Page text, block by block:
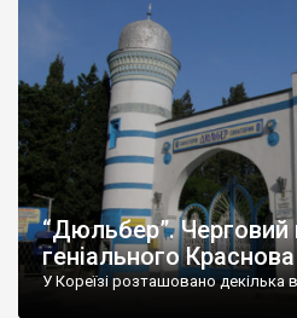
“Дюльбер”. Черговий
геніального Краснова
У Кореїзі розташовано декілька